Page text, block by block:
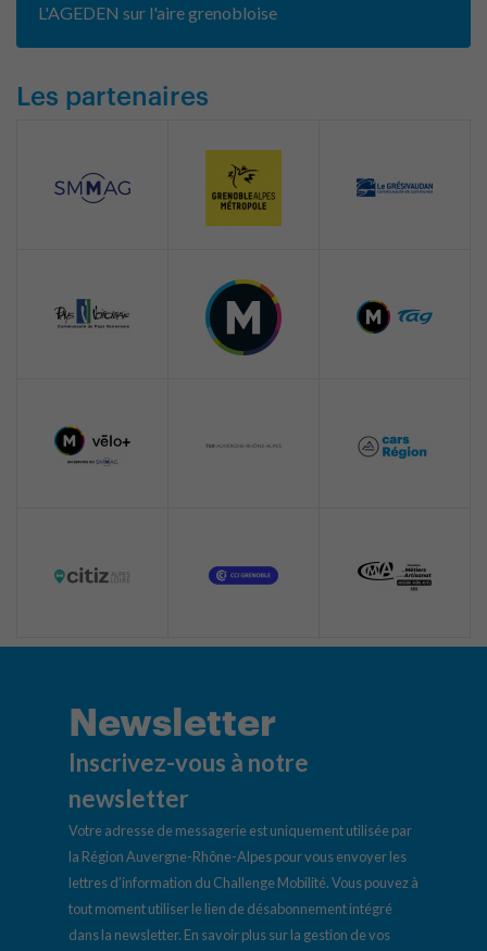
L'AGEDEN sur l'aire grenobloise
Les partenaires
Newsletter
Inscrivez-vous à notre
newsletter
Votre adresse de messagerie est uniquement utilisée par
la Région Auvergne-Rhône-Alpes pour vous envoyer les
lettres d’information du Challenge Mobilité. Vous pouvez à
tout moment utiliser le lien de désabonnement intégré
dans la newsletter. En savoir plus sur la gestion de vos